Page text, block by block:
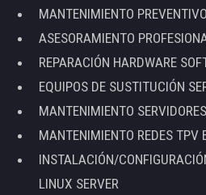
MANTENIMIENTO
ASESORAMIENTO
REPARACIÓN HARDWARE
EQUIPOS DE SUSTITUCIÓN
MANTENIMIENTO
MANTENIMIENTO REDES TPV
INSTALACIÓN/
LINUX SERVER